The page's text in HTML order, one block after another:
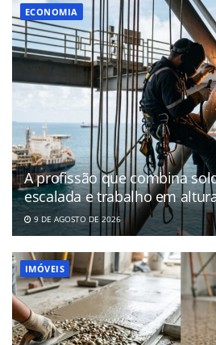
ECONOMIA
A profissão que combina
escalada e trabalho em
9 DE AGOSTO DE 2026
IMÓVEIS